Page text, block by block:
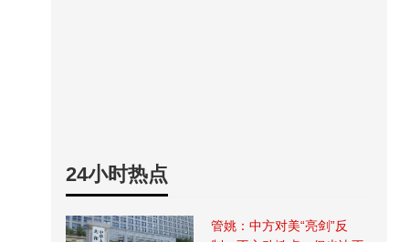
24小时热点
管姚：中方对美“亮剑”反